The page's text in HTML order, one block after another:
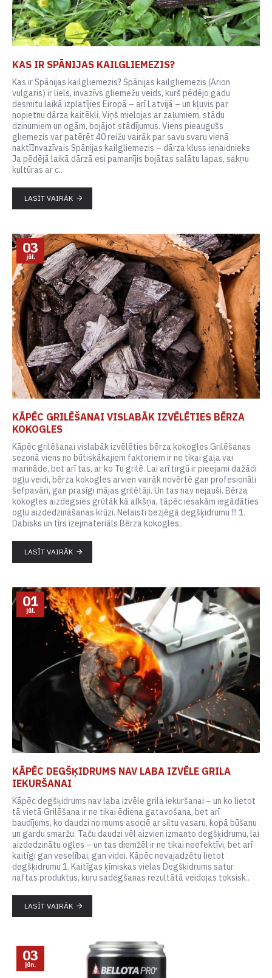
KAS IR SPĀNIJAS KAILGLIEMEZIS?
Kas ir Spānijas kailgliemezis? Spānijas kailgliemezis (Arion
vulgaris) ir liels, invazīvs gliemežu veids, kurš pēdējo gadu
desmitu laikā izplatījies Eiropā – arī Latvijā – un kļuvis par
nopietnu dārza kaitēkli. Viņš mielojas ar zaļumiem, stādu
dzinumiem un ogām, bojājot stādījumus. Viens pieaugušs
gliemezis var patērēt 40 reižu vairāk par savu svaru vienā
naktīInvazīvais Spānijas kailgliemezis – dārza kluss ienaidnieks
Ja pēdējā laikā dārzā esi pamanījis bojātas salātu lapas, sakņu
kultūras ar c..
LASĪT VAIRĀK
03
jūl.
KĀPĒC GRILĒŠANAI VISLABĀK IZVĒLĒTIES BĒRZA
KOKOGLES
Kāpēc grilēšanai vislabāk izvēlēties bērza kokogles Grilēšanas
sezonā viens no būtiskākajiem faktoriem ir ne tikai gaļa vai
marināde, bet arī tas, ar ko Tu grilē. Lai arī tirgū ir pieejami dažādi
ogļu veidi, bērza kokogles arvien vairāk novērtē gan profesionāli
šefpavāri, gan prasīgi mājas grilētāji. Un tas nav nejauši. Bērza
kokogles aizdegsies grūtāk kā alkšņa, tāpēc iesakām iegādāties
ogļu aizdedzināšanas krūzi. Nelaisti bezjēgā degšķidrumu !!! 1.
Dabisks un tīrs izejmateriāls Bērza kokogles..
LASĪT VAIRĀK
01
jūl.
KĀPĒC DEGŠĶIDRUMS NAV LABA IZVĒLE GRILA
IEKURŠANAI
Kāpēc degšķidrums nav laba izvēle grila iekuršanai – un ko lietot
tā vietā Grilēšana ir ne tikai ēdiena gatavošana, bet arī
baudījums, ko daudzi no mums asociē ar siltu vasaru, kopā būšanu
un gardu smaržu. Taču daudzi vēl aizvien izmanto degšķidrumu, lai
aizdedzinātu ogles – un tas diemžēl ir ne tikai neefektīvi, bet arī
kaitīgi gan veselībai, gan videi. Kāpēc nevajadzētu lietot
degšķidrumu 1. Kaitīgas ķīmiskas vielas Degšķidrums satur
naftas produktus, kuru sadegšanas rezultātā veidojas toksisk..
LASĪT VAIRĀK
03
jūn.